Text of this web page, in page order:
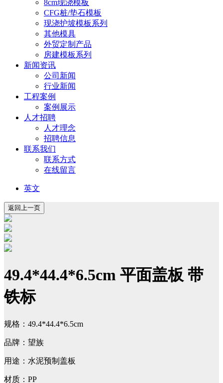
8cm现浇模板
CFG桩/垫石模板
现浇护坡模板系列
其他模具
外贸定制产品
房建模板系列
新闻资讯
公司新闻
行业新闻
工程案例
案例展示
人才招聘
人才理念
招聘信息
联系我们
联系方式
在线留言
英文
49.4*44.4*6.5cm 平面盖板 带
铁标
规格：49.4*44.4*6.5cm
品牌：望族
用途：水泥预制盖板
材质：PP